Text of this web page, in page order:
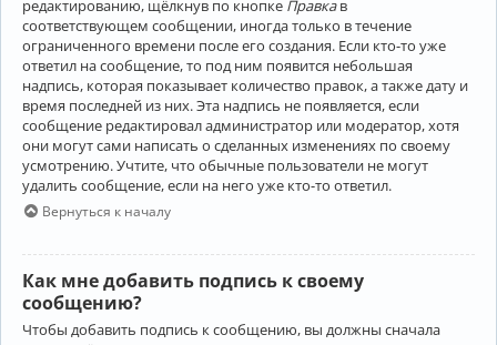
редактированию, щёлкнув по кнопке Правкав
соответствующем сообщении, иногда только в течение
ограниченного времени после его создания. Если кто-то уже
ответил на сообщение, то под ним появится небольшая
надпись, которая показывает количество правок, а также дату и
время последней из них. Эта надпись не появляется, если
сообщение редактировал администратор или модератор, хотя
они могут сами написать о сделанных изменениях по своему
усмотрению. Учтите, что обычные пользователи не могут
удалить сообщение, если на него уже кто-то ответил.
Вернуться к началу
Как мне добавить подпись к своему
сообщению?
Чтобы добавить подпись к сообщению, вы должны сначала